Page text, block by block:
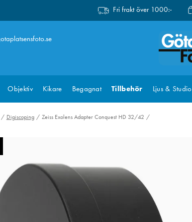
Fri frakt över 1000:-
Objektiv Kikare Begagnat Tillbehör Ljus & Studio
Digiscoping Zeiss Exolens Adapter Conquest HD 32/42